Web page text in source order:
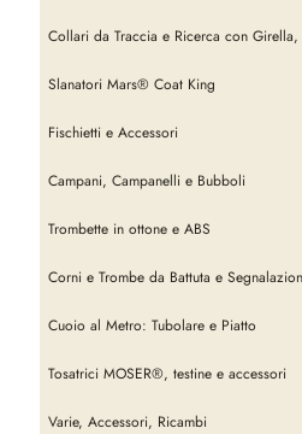
Collari da Traccia e Ricerca con
Slanatori Mars® Coat King
Fischietti e Accessori
Campani, Campanelli e Bubboli
Trombette in ottone e ABS
Corni e Trombe da Battuta e
Cuoio al Metro: Tubolare e Piatto
Tosatrici MOSER®, testine e accessori
Varie, Accessori, Ricambi